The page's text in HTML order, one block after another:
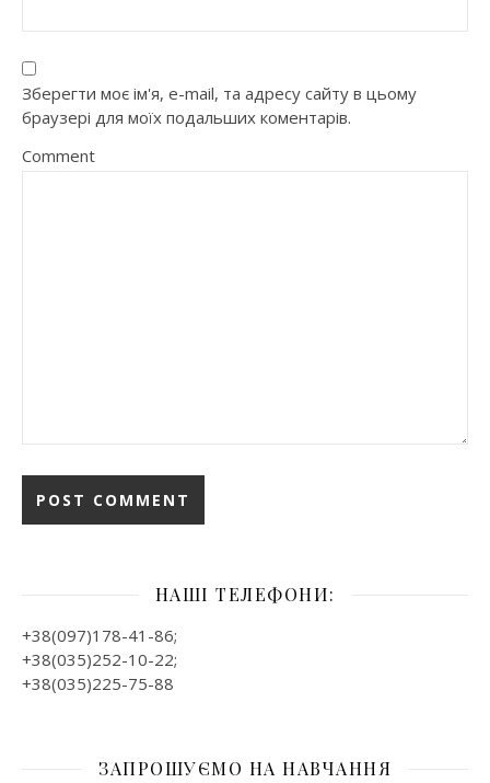
Зберегти моє ім'я, e-mail, та адресу сайту в цьому
браузері для моїх подальших коментарів.
Comment
НАШІ ТЕЛЕФОНИ:
+38(097)178-41-86;
+38(035)252-10-22;
+38(035)225-75-88
ЗАПРОШУЄМО НА НАВЧАННЯ